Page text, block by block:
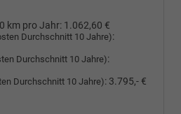
km pro Jahr: 1.062,60 €
Durchschnitt 10 Jahre):
Durchschnitt 10 Jahre):
Durchschnitt 10 Jahre): 3.795,- €